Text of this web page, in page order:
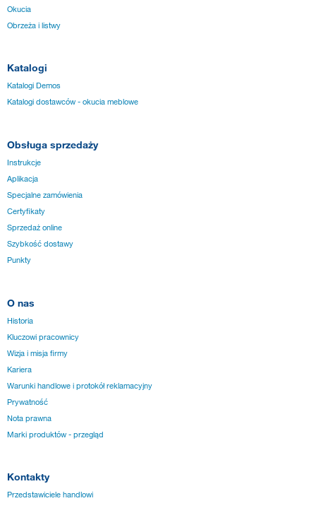
Okucia
Obrzeża i listwy
Katalogi
Katalogi Demos
Katalogi dostawców - okucia meblowe
Obsługa sprzedaży
Instrukcje
Aplikacja
Specjalne zamówienia
Certyfikaty
Sprzedaż online
Szybkość dostawy
Punkty
O nas
Historia
Kluczowi pracownicy
Wizja i misja firmy
Kariera
Warunki handlowe i protokół reklamacyjny
Prywatność
Nota prawna
Marki produktów - przegląd
Kontakty
Przedstawiciele handlowi